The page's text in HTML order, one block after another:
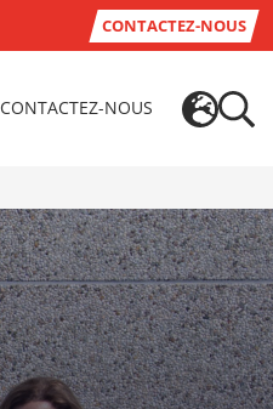
CONTACTEZ-NOUS
CONTACTEZ-NOUS